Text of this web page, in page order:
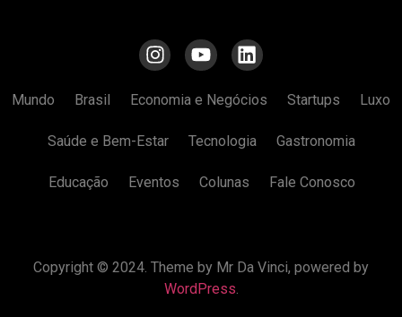
Mundo Brasil Economia e Negócios Startups Luxo
Saúde e Bem-Estar Tecnologia Gastronomia
Educação Eventos Colunas Fale Conosco
Copyright © 2024. Theme by Mr Da Vinci, powered by
WordPress.